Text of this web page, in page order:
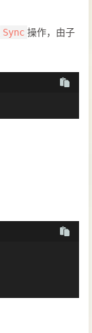
Sync 操作，由子